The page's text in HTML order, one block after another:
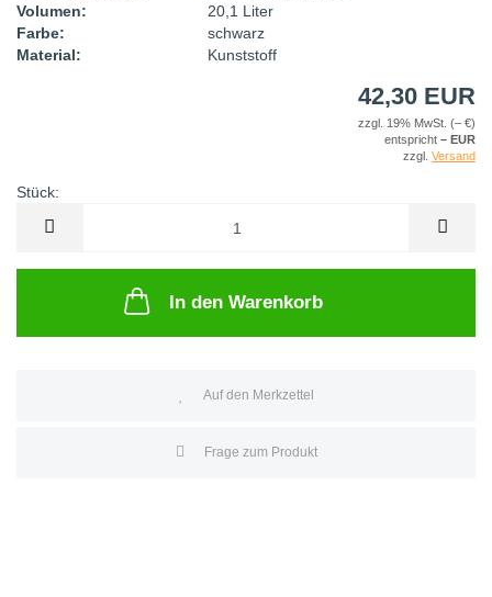
Volumen:
20,1 Liter
Farbe:
schwarz
Material:
Kunststoff
42,30 EUR
zzgl. 19% MwSt. (– €)
entspricht – EUR
zzgl. Versand
Stück:
In den Warenkorb
Auf den Merkzettel
Frage zum Produkt